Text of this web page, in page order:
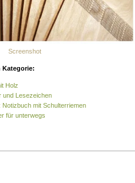
Screenshot
Kategorie:
Holz
und Lesezeichen
mit Schulterriemen
für unterwegs